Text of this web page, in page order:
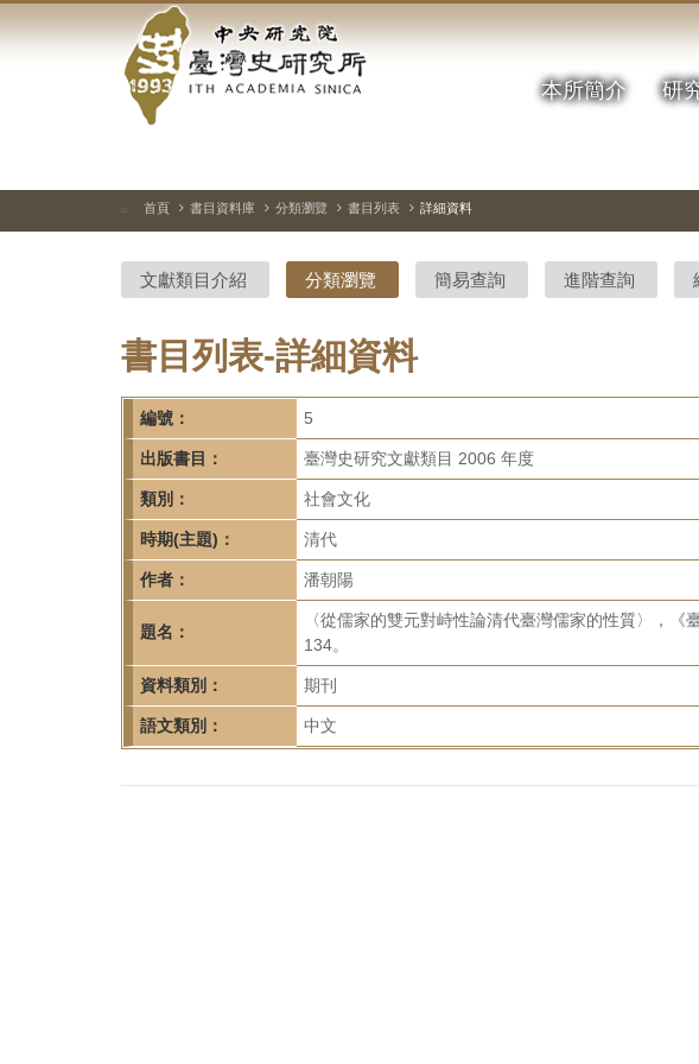
到
中
央
研
院-
臺
灣
史
研
究
所-
首
頁
本所簡介 研
::: 首頁 書目資料庫 分類瀏覽 書目列表 詳細資料
文獻類目介紹 分類瀏覽 簡易查詢 進階查詢
書目列表-詳細資料
編號： 5
出版書目： 臺灣史研究文獻類目 2006 年度
類別： 社會文化
時期(主題)： 清代
作者： 潘朝陽
題名：
〈從儒家的雙元對峙性論清代臺灣儒家的性質〉，
134。
資料類別： 期刊
語文類別： 中文